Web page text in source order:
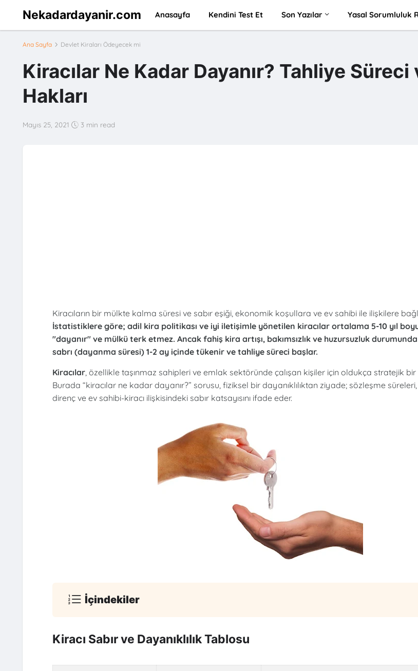
Nekadardayanir.com Anasayfa Kendini Test Et Son Yazılar Yasal Sorumluluk
Ana Sayfa Devlet Kiraları Ödeyecek mi
Kiracılar Ne Kadar Dayanır? Tahliye Süreci
Hakları
Mayıs 25, 2021 3 min read
Kiracıların bir mülkte kalma süresi ve sabır eşiği, ekonomik koşullara ve ev sahibi ile ilişkilere
İstatistiklere göre; adil kira politikası ve iyi iletişimle yönetilen kiracılar ortalama 5-10 yıl
"dayanır" ve mülkü terk etmez. Ancak fahiş kira artışı, bakımsızlık ve huzursuzluk durumunda
sabrı (dayanma süresi) 1-2 ay içinde tükenir ve tahliye süreci başlar.
Kiracılar, özellikle taşınmaz sahipleri ve emlak sektöründe çalışan kişiler için oldukça stratejik bir
Burada “kiracılar ne kadar dayanır?” sorusu, fiziksel bir dayanıklılıktan ziyade; sözleşme
direnç ve ev sahibi-kiracı ilişkisindeki sabır katsayısını ifade eder.
İçindekiler
Kiracı Sabır ve Dayanıklılık Tablosu